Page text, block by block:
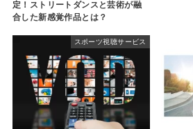
定！ストリートダンスと芸術が融
合した新感覚作品とは？
スポーツ視聴サービス